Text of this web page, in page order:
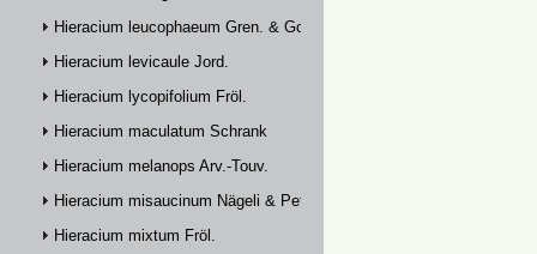
Hieracium leucophaeum Gren. & Godr.
Hieracium levicaule Jord.
Hieracium lycopifolium Fröl.
Hieracium maculatum Schrank
Hieracium melanops Arv.-Touv.
Hieracium misaucinum Nägeli & Peter
Hieracium mixtum Fröl.